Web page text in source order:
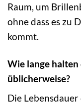
Raum, um
ohne dass es zu
kommt.
Wie lange
üblicherweise?
Die